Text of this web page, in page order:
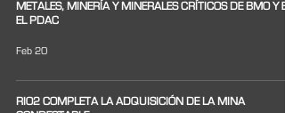
METALES, MINERÍA Y MINERALES CRÍTICOS DE BMO Y
EL PDAC
Feb 20
RIO2 COMPLETA LA ADQUISICIÓN DE LA MINA